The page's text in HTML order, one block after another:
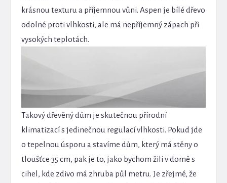
krásnou texturu a příjemnou vůni. Aspen je bílé dřevo
odolné proti vlhkosti, ale má nepříjemný zápach při
vysokých teplotách.
Takový dřevěný dům je skutečnou přírodní
klimatizací s jedinečnou regulací vlhkosti. Pokud jde
o tepelnou úsporu a stavíme dům, který má stěny o
tloušťce 35 cm, pak je to, jako bychom žili v domě s
cihel, kde zdivo má zhruba půl metru. Je zřejmé, že